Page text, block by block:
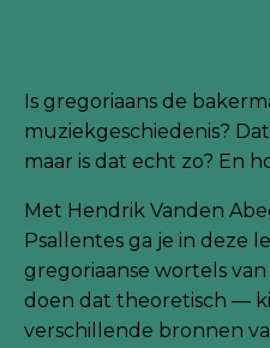
Is gregoriaans de
muziekgeschiedenis?
maar is dat echt zo? En
Met Hendrik Vanden
Psallentes ga je in deze
gregoriaanse wortels
doen dat theoretisch —
verschillende bronnen